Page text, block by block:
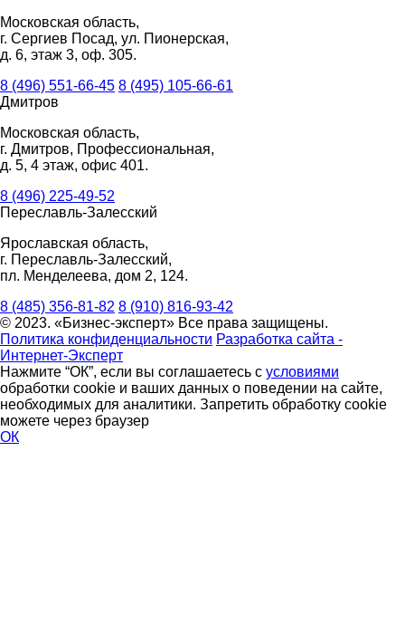
Московская область,
г. Сергиев Посад, ул. Пионерская,
д. 6, этаж 3, оф. 305.
8 (496) 551-66-45 8 (495) 105-66-61
Дмитров
Московская область,
г. Дмитров, Профессиональная,
д. 5, 4 этаж, офис 401.
8 (496) 225-49-52
Переславль-Залесский
Ярославская область,
г. Переславль-Залесский,
пл. Менделеева, дом 2, 124.
8 (485) 356-81-82 8 (910) 816-93-42
© 2023. «Бизнес-эксперт» Все права защищены.
Политика конфиденциальности Разработка сайта -
Интернет-Эксперт
Нажмите “ОК”, если вы соглашаетесь с условиями
обработки cookie и ваших данных о поведении на сайте,
необходимых для аналитики. Запретить обработку cookie
можете через браузер
ОК